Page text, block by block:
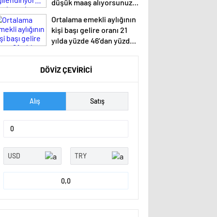
düşük maaş alıyorsunuz?
Ortalama emekli aylığının
kişi başı gelire oranı 21
yılda yüzde 46’dan yüzde
DÖVİZ ÇEVİRİCİ
Alış Satış
0,0